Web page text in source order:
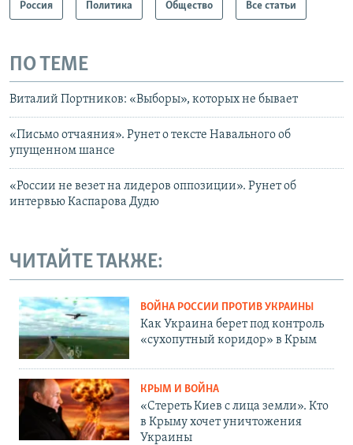
Россия Политика Общество Все статьи
ПО ТЕМЕ
Виталий Портников: «Выборы», которых не бывает
«Письмо отчаяния». Рунет о тексте Навального об
упущенном шансе
«России не везет на лидеров оппозиции». Рунет об
интервью Каспарова Дудю
ЧИТАЙТЕ ТАКЖЕ:
ВОЙНА РОССИИ ПРОТИВ УКРАИНЫ
Как Украина берет под контроль
«сухопутный коридор» в Крым
КРЫМ И ВОЙНА
«Стереть Киев с лица земли». Кто
в Крыму хочет уничтожения
Украины